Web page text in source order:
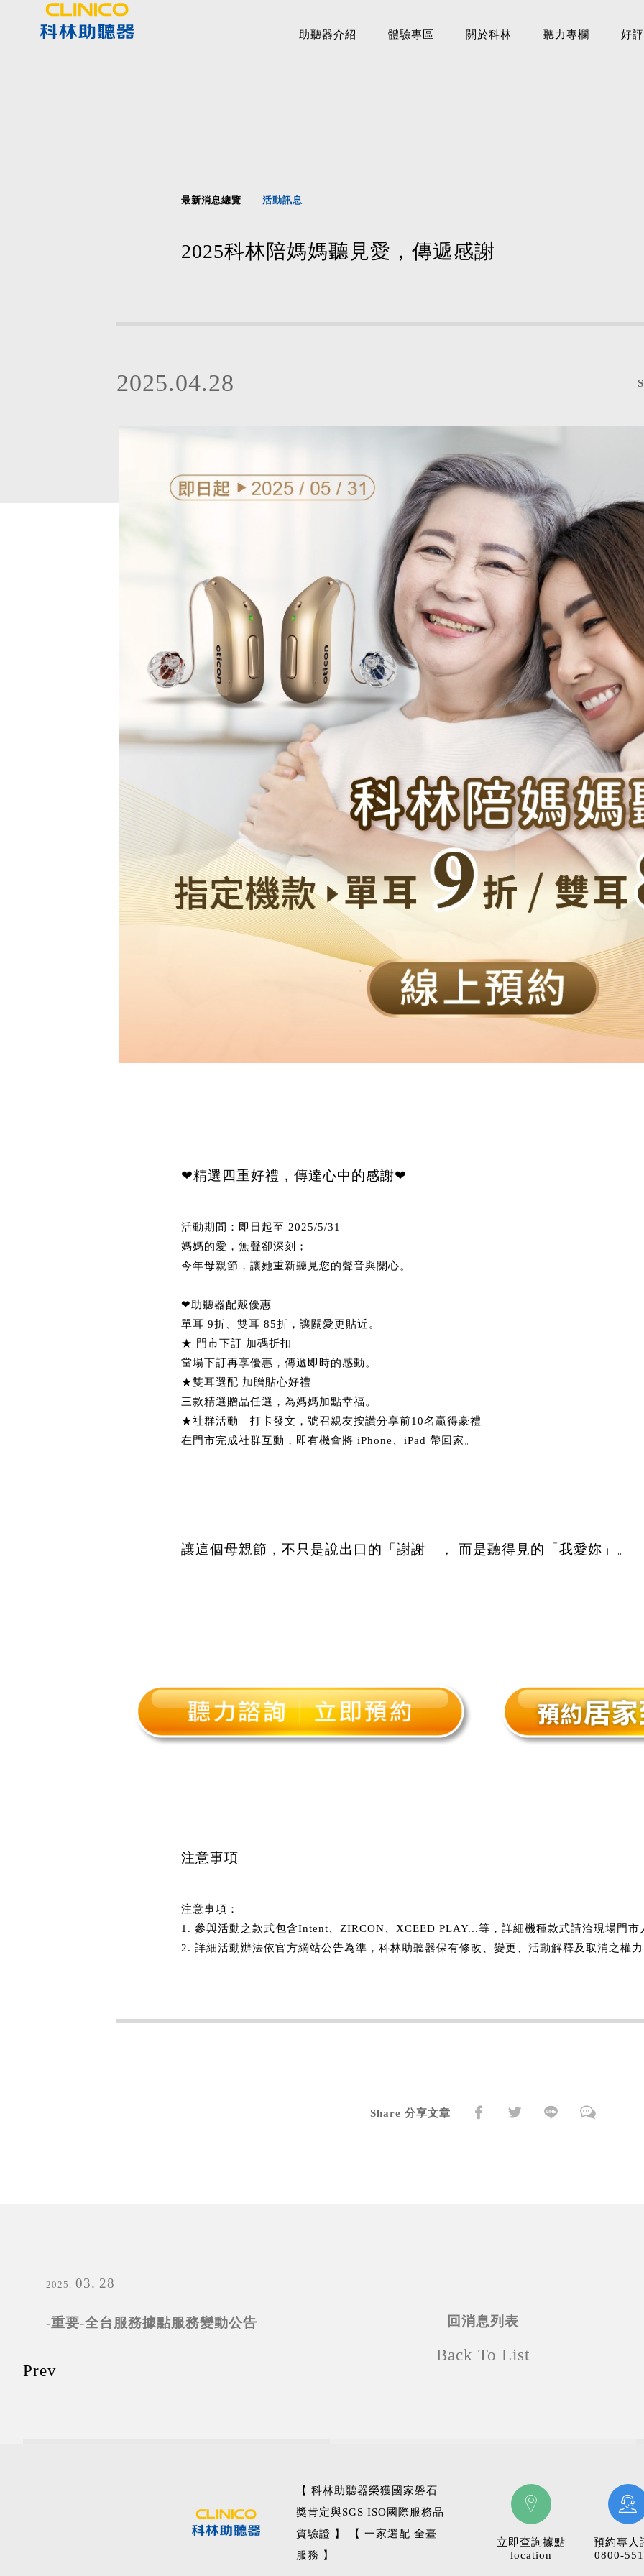
助聽器介紹 體驗專區 關於科林 聽力專欄 好
最新消息總覽 活動訊息
2025科林陪媽媽聽見愛，傳遞感謝
2025.04.28
❤精選四重好禮，傳達心中的感謝❤
活動期間：即日起至 2025/5/31
媽媽的愛，無聲卻深刻；
今年母親節，讓她重新聽見您的聲音與關心。
❤助聽器配戴優惠
單耳 9折、雙耳 85折，讓關愛更貼近。
★ 門市下訂 加碼折扣
當場下訂再享優惠，傳遞即時的感動。
★雙耳選配 加贈貼心好禮
三款精選贈品任選，為媽媽加點幸福。
★社群活動｜打卡發文，號召親友按讚分享前10名贏得豪禮
在門市完成社群互動，即有機會將 iPhone、iPad 帶回家。
讓這個母親節，不只是說出口的「謝謝」， 而是聽得見的「我愛妳」。
注意事項
注意事項：
1. 參與活動之款式包含Intent、ZIRCON、XCEED PLAY...等，詳細機種款式請洽現場門市
2. 詳細活動辦法依官方網站公告為準，科林助聽器保有修改、變更、活動解釋及取消之權
Share 分享文章
2025 03 28
-重要-全台服務據點服務變動公告
Prev
回消息列表
Back To List
【 科林助聽器榮獲國家磐石
獎肯定與SGS ISO國際服務品
質驗證 】 【 一家選配 全臺
服務 】
立即查詢據點
location
預約專人
0800-